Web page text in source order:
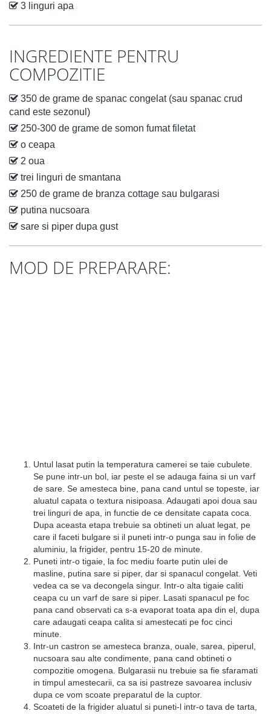
3 linguri apa
INGREDIENTE PENTRU
COMPOZITIE
350 de grame de spanac congelat (sau spanac crud
cand este sezonul)
250-300 de grame de somon fumat filetat
o ceapa
2 oua
trei linguri de smantana
250 de grame de branza cottage sau bulgarasi
putina nucsoara
sare si piper dupa gust
MOD DE PREPARARE:
Untul lasat putin la temperatura camerei se taie cubulete.
Se pune intr-un bol, iar peste el se adauga faina si un varf
de sare. Se amesteca bine, pana cand untul se topeste, iar
aluatul capata o textura nisipoasa. Adaugati apoi doua sau
trei linguri de apa, in functie de ce densitate capata coca.
Dupa aceasta etapa trebuie sa obtineti un aluat legat, pe
care il faceti bulgare si il puneti intr-o punga sau in folie de
aluminiu, la frigider, pentru 15-20 de minute.
Puneti intr-o tigaie, la foc mediu foarte putin ulei de
masline, putina sare si piper, dar si spanacul congelat. Veti
vedea ca se va decongela singur. Intr-o alta tigaie caliti
ceapa cu un varf de sare si piper. Lasati spanacul pe foc
pana cand observati ca s-a evaporat toata apa din el, dupa
care adaugati ceapa calita si amestecati pe foc cinci
minute.
Intr-un castron se amesteca branza, ouale, sarea, piperul,
nucsoara sau alte condimente, pana cand obtineti o
compozitie omogena. Bulgarasii nu trebuie sa fie sfaramati
in timpul amestecarii, ca sa isi pastreze savoarea inclusiv
dupa ce vom scoate preparatul de la cuptor.
Scoateti de la frigider aluatul si puneti-l intr-o tava de tarta,